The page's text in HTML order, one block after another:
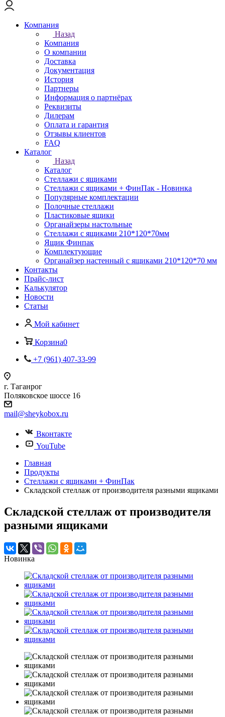
Компания
Назад
Компания
О компании
Доставка
Документация
История
Партнеры
Информация о партнёрах
Реквизиты
Дилерам
Оплата и гарантия
Отзывы клиентов
FAQ
Каталог
Назад
Каталог
Стеллажи с ящиками
Стеллажи с ящиками + ФинПак - Новинка
Популярные комплектации
Полочные стеллажи
Пластиковые ящики
Органайзеры настольные
Стеллажи с ящиками 210*120*70мм
Ящик Финпак
Комплектующие
Органайзер настенный с ящиками 210*120*70 мм
Контакты
Прайс-лист
Калькулятор
Новости
Статьи
Мой кабинет
Корзина0
+7 (961) 407-33-99
г. Таганрог
Поляковское шоссе 16
mail@sheykobox.ru
Вконтакте
YouTube
Главная
Продукты
Стеллажи с ящиками + ФинПак
Складской стеллаж от производителя разными ящиками
Складской стеллаж от производителя
разными ящиками
Новинка